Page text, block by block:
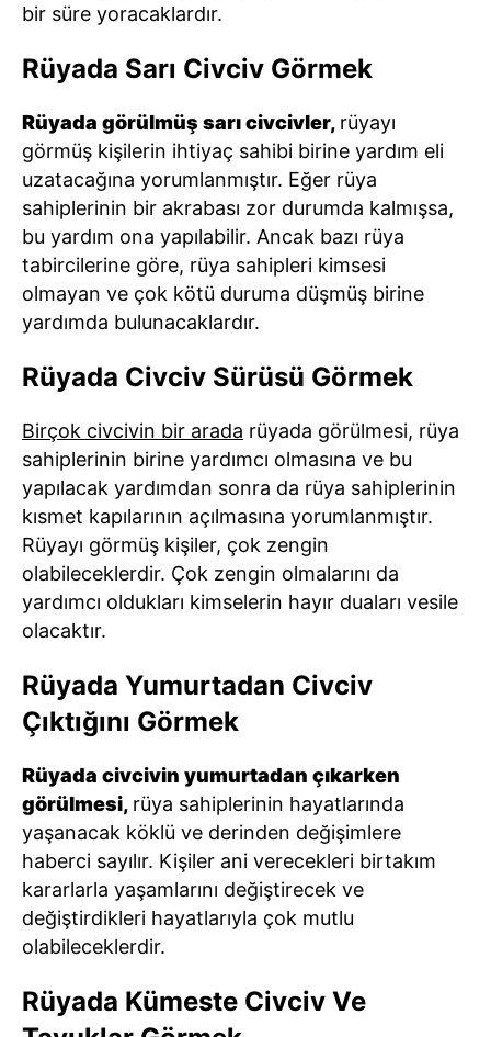
bir süre yoracaklardır.
Rüyada Sarı Civciv Görmek
Rüyada görülmüş sarı civcivler, rüyayı
görmüş kişilerin ihtiyaç sahibi birine yardım eli
uzatacağına yorumlanmıştır. Eğer rüya
sahiplerinin bir akrabası zor durumda kalmışsa,
bu yardım ona yapılabilir. Ancak bazı rüya
tabircilerine göre, rüya sahipleri kimsesi
olmayan ve çok kötü duruma düşmüş birine
yardımda bulunacaklardır.
Rüyada Civciv Sürüsü Görmek
Birçok civcivin bir arada rüyada görülmesi, rüya
sahiplerinin birine yardımcı olmasına ve bu
yapılacak yardımdan sonra da rüya sahiplerinin
kısmet kapılarının açılmasına yorumlanmıştır.
Rüyayı görmüş kişiler, çok zengin
olabileceklerdir. Çok zengin olmalarını da
yardımcı oldukları kimselerin hayır duaları vesile
olacaktır.
Rüyada Yumurtadan Civciv
Çıktığını Görmek
Rüyada civcivin yumurtadan çıkarken
görülmesi, rüya sahiplerinin hayatlarında
yaşanacak köklü ve derinden değişimlere
haberci sayılır. Kişiler ani verecekleri birtakım
kararlarla yaşamlarını değiştirecek ve
değiştirdikleri hayatlarıyla çok mutlu
olabileceklerdir.
Rüyada Kümeste Civciv Ve